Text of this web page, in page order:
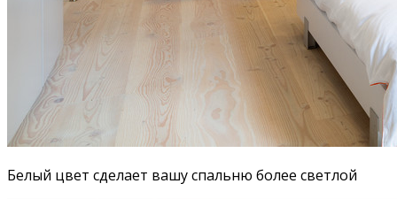
Белый цвет сделает вашу спальню более светлой